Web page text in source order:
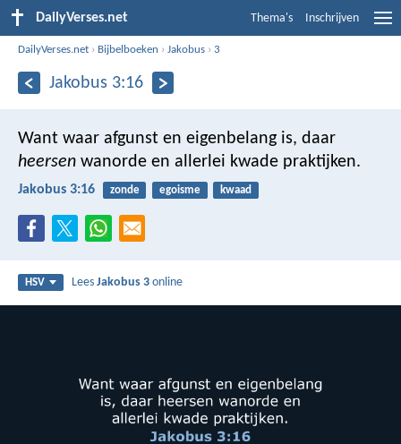
DailyVerses.net Thema's Inschrijven
DailyVerses.net › Bijbelboeken ›Jakobus ›3
Jakobus 3:16
Want waar afgunst en eigenbelang is, daar
heersen wanorde en allerlei kwade praktijken.
Jakobus 3:16 zonde egoisme kwaad
HSV LeesJakobus 3 online